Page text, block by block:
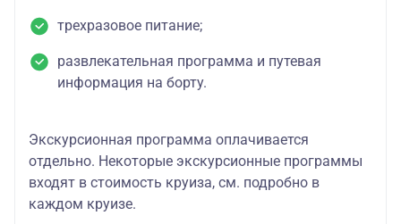
трехразовое питание;
развлекательная программа и путевая
информация на борту.
Экскурсионная программа оплачивается
отдельно. Некоторые экскурсионные программы
входят в стоимость круиза, см. подробно в
каждом круизе.